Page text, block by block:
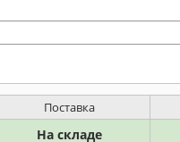
Поставка
На складе